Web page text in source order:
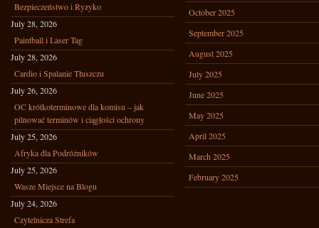
Bezpieczeństwo i Ryzyko
July 28, 2026
Paintball i Laser Tag
July 28, 2026
Cardio i Spalanie Tłuszczu
July 26, 2026
OC krótkoterminowe dla komisu – jak
pilnować terminów i ciągłości ochrony
July 25, 2026
Afryka dla Podróżników
July 25, 2026
Wasze Miejsce na Blogu
July 24, 2026
Czytelnicza Strefa
October 2025
September 2025
August 2025
July 2025
June 2025
May 2025
April 2025
March 2025
February 2025